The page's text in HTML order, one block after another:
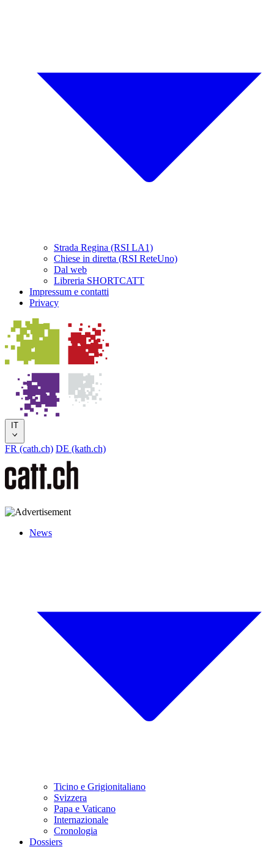
Strada Regina (RSI LA1)
Chiese in diretta (RSI ReteUno)
Dal web
Libreria SHORTCATT
Impressum e contatti
Privacy
IT
FR (cath.ch) DE (kath.ch)
News
Ticino e Grigionitaliano
Svizzera
Papa e Vaticano
Internazionale
Cronologia
Dossiers